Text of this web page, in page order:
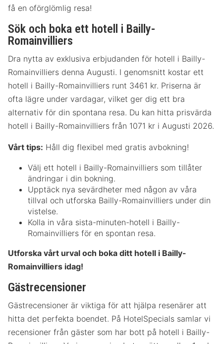
få en oförglömlig resa!
Sök och boka ett hotell i Bailly-
Romainvilliers
Dra nytta av exklusiva erbjudanden för hotell i Bailly-
Romainvilliers denna Augusti. I genomsnitt kostar ett
hotell i Bailly-Romainvilliers runt 3461 kr. Priserna är
ofta lägre under vardagar, vilket ger dig ett bra
alternativ för din spontana resa. Du kan hitta prisvärda
hotell i Bailly-Romainvilliers från 1071 kr i Augusti 2026.
Vårt tips: Håll dig flexibel med gratis avbokning!
Välj ett hotell i Bailly-Romainvilliers som tillåter
ändringar i din bokning.
Upptäck nya sevärdheter med någon av våra
tillval och utforska Bailly-Romainvilliers under din
vistelse.
Kolla in våra sista-minuten-hotell i Bailly-
Romainvilliers för en spontan resa.
Utforska vårt urval och boka ditt hotell i Bailly-
Romainvilliers idag!
Gästrecensioner
Gästrecensioner är viktiga för att hjälpa resenärer att
hitta det perfekta boendet. På HotelSpecials samlar vi
recensioner från gäster som har bott på hotell i Bailly-